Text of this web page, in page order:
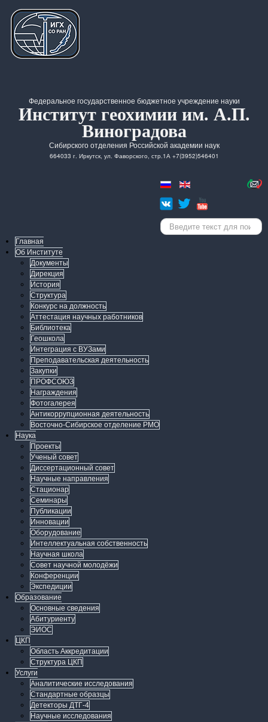
Федеральное государственное бюджетное учреждение науки
Институт геохимии им. А.П.
Виноградова
Сибирского отделения Российской академии наук
664033 г. Иркутск, ул. Фаворского, стр.1А +7(3952)546401
Искать...
Главная
Об Институте
Документы
Дирекция
История
Структура
Конкурс на должность
Аттестация научных работников
Библиотека
Геошкола
Интеграция с ВУЗами
Преподавательская деятельность
Закупки
ПРОФСОЮЗ
Награждения
Фотогалерея
Антикоррупционная деятельность
Восточно-Сибирское отделение РМО
Наука
Проекты
Ученый совет
Диссертационный совет
Научные направления
Стационар
Семинары
Публикации
Инновации
Оборудование
Интеллектуальная собственность
Научная школа
Совет научной молодёжи
Конференции
Экспедиции
Образование
Основные сведения
Абитуриенту
ЭИОС
ЦКП
Область Аккредитации
Структура ЦКП
Услуги
Аналитические исследования
Стандартные образцы
Детекторы ДТГ-4
Научные исследования